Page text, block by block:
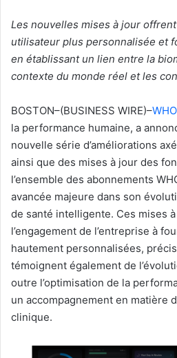
Les nouvelles mises à jour
utilisateur plus personnalisée et
en établissant un lien entre la
contexte du monde réel et les
BOSTON–(BUSINESS WIRE)–
la performance humaine, a
nouvelle série d’améliorations
ainsi que des mises à jour des
l’ensemble des abonnements
avancée majeure dans son
de santé intelligente. Ces mises
l’engagement de l’entreprise à
hautement personnalisées,
témoignent également de
outre l’optimisation de la
un accompagnement en matière
clinique.